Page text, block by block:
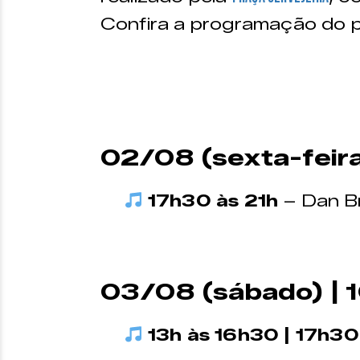
Confira a programação do
02/08 (sexta-
17h30 às 21h – Dan
03/08 (sábado) |
13h às 16h30 |